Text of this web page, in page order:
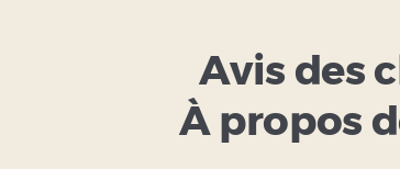
Avis des
À propos